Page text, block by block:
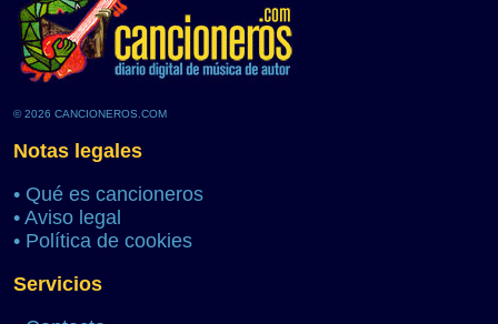
© 2026 CANCIONEROS.COM
Notas legales
• Qué es cancioneros
• Aviso legal
• Política de cookies
Servicios